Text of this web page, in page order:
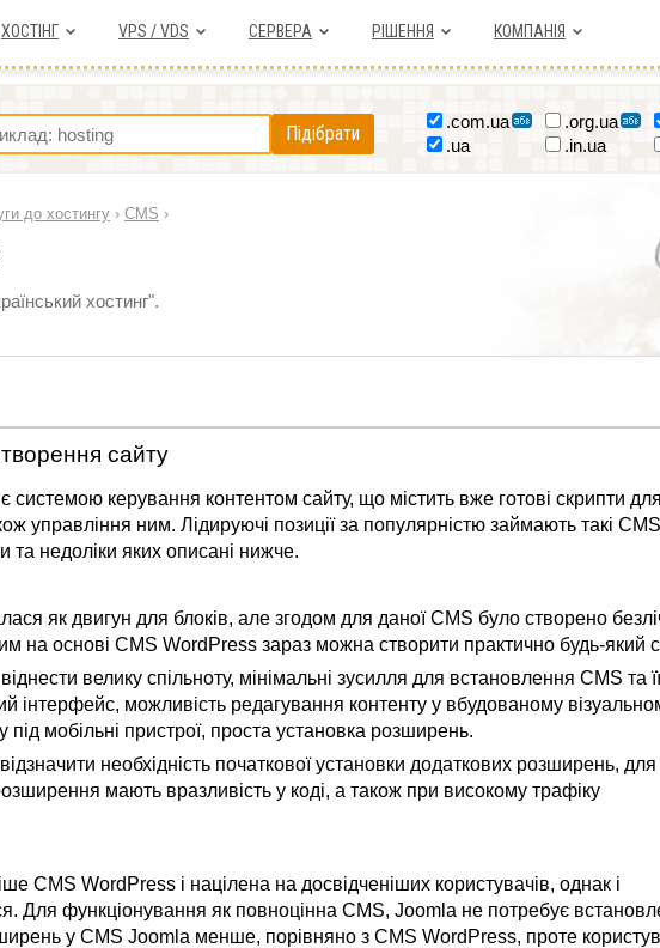
ХОСТIНГ VPS / VDS СЕРВЕРА РІШЕННЯ КОМПАНІЯ
Підібрати
.com.ua .org.ua
.ua
.in.ua
до хостингу › CMS ›
хостинг".
сайту
керування контентом сайту, що містить вже готові скрипти для
управління ним. Лідируючі позиції за популярністю займають такі
недоліки яких описані нижче.
як двигун для блоків, але згодом для даної CMS було створено
на основі CMS WordPress зараз можна створити практично будь-який
велику спільноту, мінімальні зусилля для встановлення CMS та її
інтерфейс, можливість редагування контенту у вбудованому
під мобільні пристрої, проста установка розширень.
необхідність початкової установки додаткових розширень, для
мають вразливість у коді, а також при високому трафіку
CMS WordPress і націлена на досвідченіших користувачів, однак і
Для функціонування як повноцінна CMS, Joomla не потребує
у CMS Joomla менше, порівняно з CMS WordPress, проте